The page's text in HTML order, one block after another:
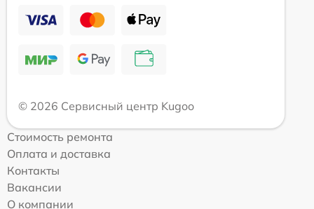
© 2026 Сервисный центр Kugoo
Стоимость ремонта
Оплата и доставка
Контакты
Вакансии
О компании